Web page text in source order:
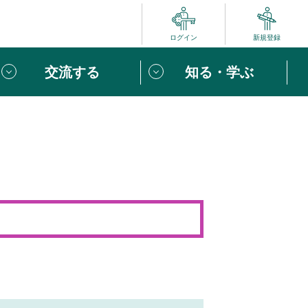
ログイン 新規登録
めての方へ
けたい６つのこと
交流する 知る・学ぶ
ュー
の一歩